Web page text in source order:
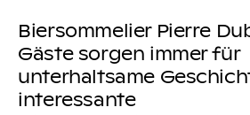
Biersommelier Pierre
Gäste sorgen immer für
unterhaltsame
interessante